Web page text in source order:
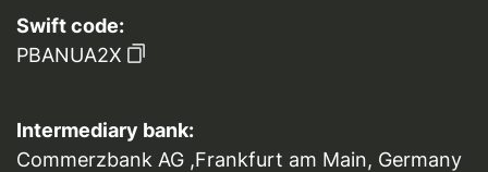
Swift code:
PBANUA2X
Intermediary bank:
Commerzbank AG ,Frankfurt am Main, Germany